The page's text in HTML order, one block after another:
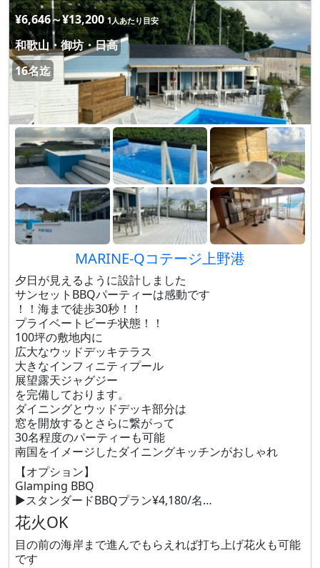
¥6,646～¥13,200 1人あたり目安
和歌山・御坊・日高
16名迄
MARINE-Qコテージ上野港
夕日が見えるように設計しました
サンセットBBQパーティーは感動です
！！海まで徒歩30秒！！
プライベートビーチ状態！！
100坪の敷地内に
広大なウッドデッキテラス
大きなインフィニティプール
展望露天ジャグジー
を完備しております。
ダイニングとウッドデッキ部分は
窓を開放するとさらに繋がって
30名程度のパーティーも可能
南国をイメージしたダイニングキッチンがおしゃれ
【オプション】
Glamping BBQ
▶︎スタンダードBBQプラン¥4,180/名…
花火OK
目の前の海岸まで進んでもらえれば打ち上げ花火も可能
です